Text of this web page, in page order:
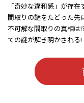
「奇妙な違和感」が存在
間取りの謎をたどった
不可解な間取りの真相は
ての謎が解き明かされる!